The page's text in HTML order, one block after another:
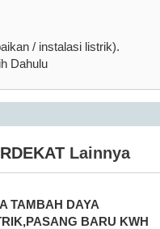
/ instalasi listrik).
Dahulu
Lainnya
TAMBAH DAYA
BARU KWH